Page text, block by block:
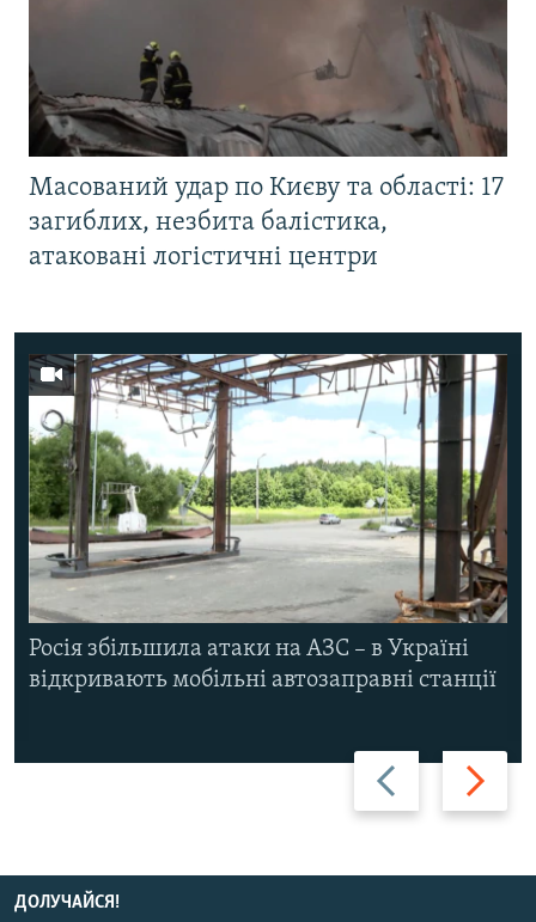
Масований удар по Києву та області: 17
загиблих, незбита балістика,
атаковані логістичні центри
Назад Вперед
Росія збільшила атаки на АЗС – в Україні
відкривають мобільні автозаправні станції
ДОЛУЧАЙСЯ!